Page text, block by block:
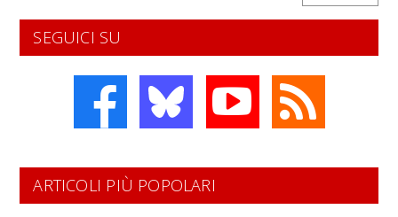
SEGUICI SU
ARTICOLI PIÙ POPOLARI